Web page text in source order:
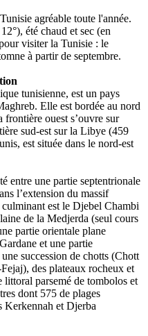
agréable toute l'année.
été chaud et sec (en
visiter la Tunisie : le
à partir de septembre.
tunisienne, est un pays
Elle est bordée au nord
frontière ouest s’ouvre sur
sud-est sur la Libye (459
est située dans le nord-est
entre une partie septentrionale
l’extension du massif
est le Djebel Chambi
de la Medjerda (seul cours
partie orientale plane
et une partie
succession de chotts (Chott
des plateaux rocheux et
parsemé de tombolos et
dont 575 de plages
Kerkennah et Djerba